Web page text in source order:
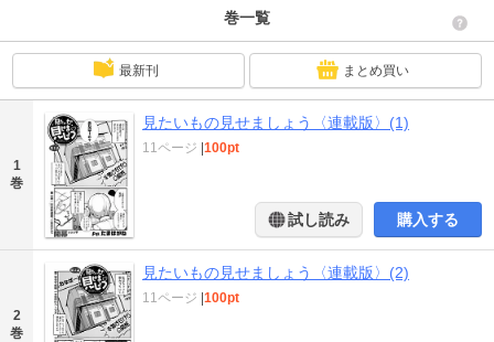
巻一覧
最新刊 まとめ買い
1
巻
見たいもの見せましょう〈連載版〉(1)
11ページ |100pt
試し読み 購入する
2
巻
見たいもの見せましょう〈連載版〉(2)
11ページ |100pt